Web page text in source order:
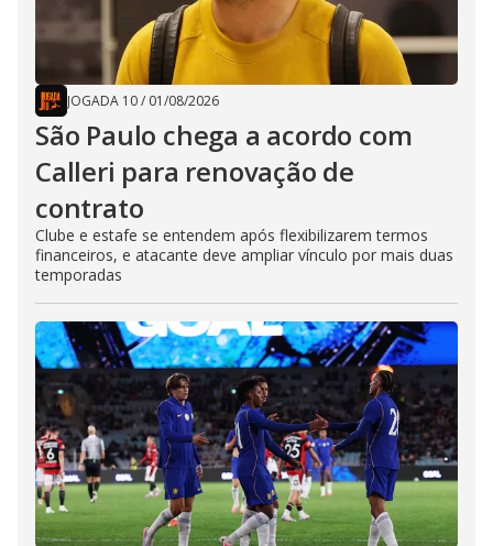
JOGADA 10/ 01/08/2026
São Paulo chega a acordo com
Calleri para renovação de
contrato
Clube e estafe se entendem após flexibilizarem termos
financeiros, e atacante deve ampliar vínculo por mais duas
temporadas